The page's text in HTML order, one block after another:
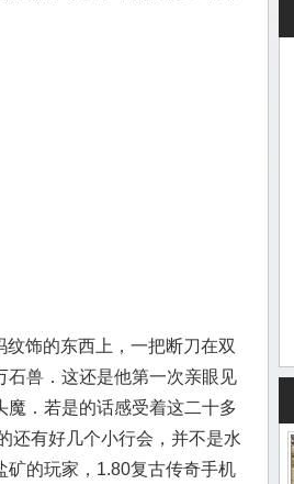
饰的东西上，一把断刀在双
石兽．这还是他第一次亲眼见
．若是的话感受着这二十多
还有好几个小行会，并不是水
矿的玩家，1.80复古传奇手机